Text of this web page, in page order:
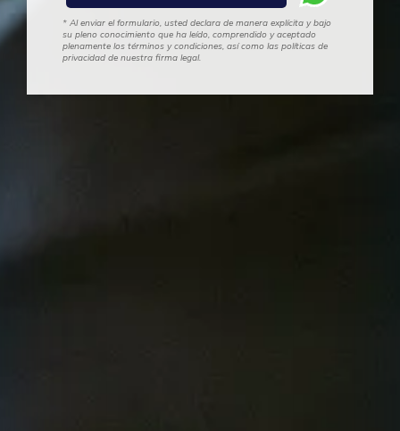
* Al enviar el formulario, usted declara de manera explícita y bajo
su pleno conocimiento que ha leído, comprendido y aceptado
plenamente los términos y condiciones, así como las políticas de
privacidad de nuestra firma legal.